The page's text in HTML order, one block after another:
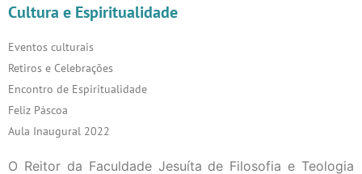
Cultura e Espiritualidade
Eventos culturais
Retiros e Celebrações
Encontro de Espiritualidade
Feliz Páscoa
Aula Inaugural 2022
O Reitor da Faculdade Jesuíta de Filosofia e Teologia